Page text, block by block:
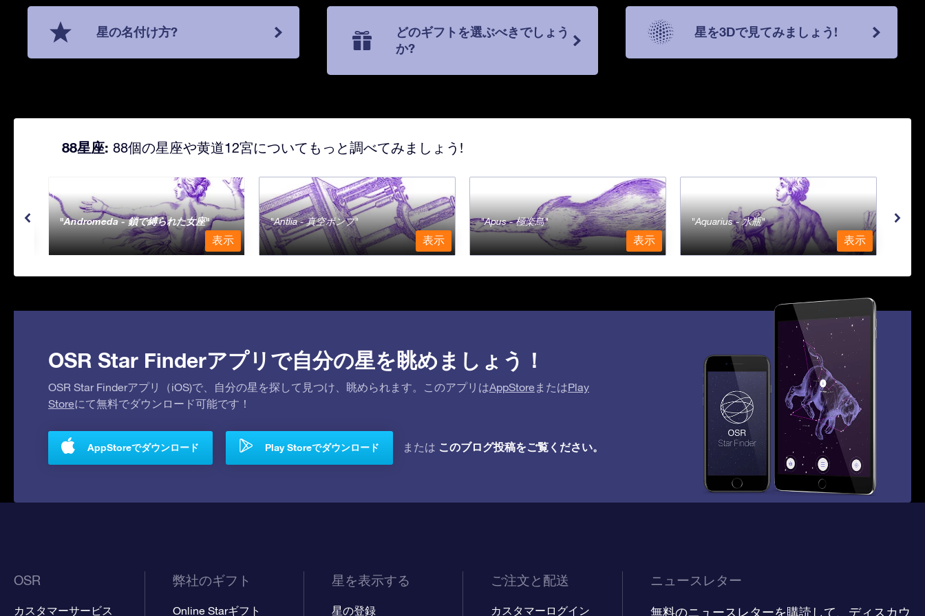
星の名付け方?
どのギフトを選ぶべきでしょう
か?
星を3Dで見てみましょう!
88星座: 88個の星座や黄道12宮についてもっと調べてみましょう!
Andromeda - 鎖で縛られた女座
表示
Antlia - 真空ポンプ
表示
Apus - 極楽鳥
表示
Aquarius - 水瓶
表示
OSR Star Finderアプリで自分の星を眺めましょう！
OSR Star Finderアプリ（iOS)で、自分の星を探して見つけ、眺められます。このアプリはAppStore またはPlay
Storeにて無料でダウンロード可能です！
AppStoreでダウンロード Play Storeでダウンロード または このブログ投稿をご覧ください。
OSR
カスタマーサービス
弊社のギフト
Online Starギフト
星を表示する
星の登録
ご注文と配送
カスタマーログイン
ニュースレター
無料のニュースレターを購読して、ディスカウ